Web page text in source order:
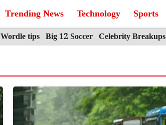
Trending News Technology Sports
Wordle tips Big 12 Soccer Celebrity Breakups